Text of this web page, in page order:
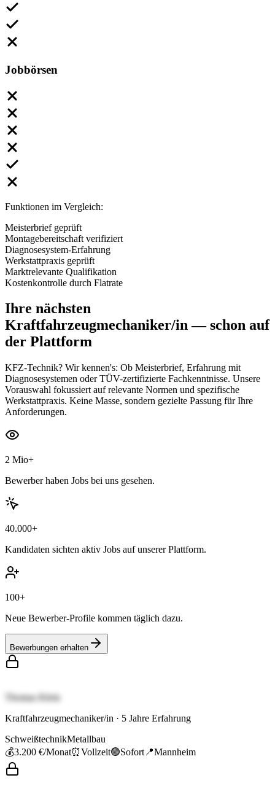
Jobbörsen
Funktionen im Vergleich:
Meisterbrief geprüft
Montagebereitschaft verifiziert
Diagnosesystem-Erfahrung
Werkstattpraxis geprüft
Marktrelevante Qualifikation
Kostenkontrolle durch Flatrate
Ihre nächsten
Kraftfahrzeugmechaniker/in— schon auf
der Plattform
KFZ-Technik? Wir kennen's: Ob Meisterbrief, Erfahrung mit
Diagnosesystemen oder TÜV-zertifizierte Fachkenntnisse. Unsere
Vorauswahl fokussiert auf relevante Normen und spezifische
Werkstattpraxis. Keine Masse, sondern gezielte Passung für Ihre
Anforderungen.
2 Mio+
Bewerber haben Jobs bei uns gesehen.
40.000+
Kandidaten sichten aktiv Jobs auf unserer Plattform.
100+
Neue Bewerber-Profile kommen täglich dazu.
Bewerbungen erhalten
Thomas Klein
Kraftfahrzeugmechaniker/in · 5 Jahre Erfahrung
SchweißtechnikMetallbau
💰3.200 €/Monat⏰Vollzeit🟢Sofort 📍Mannheim